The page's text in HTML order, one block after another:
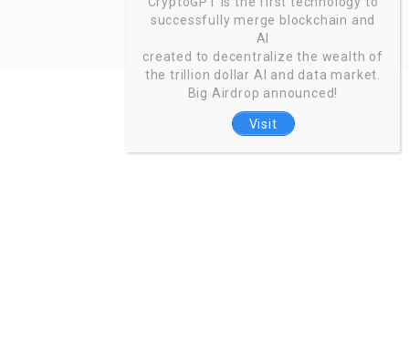
successfully merge blockchain and
AI
created to decentralize the wealth of
the trillion dollar AI and data market.
Big Airdrop announced!
Visit